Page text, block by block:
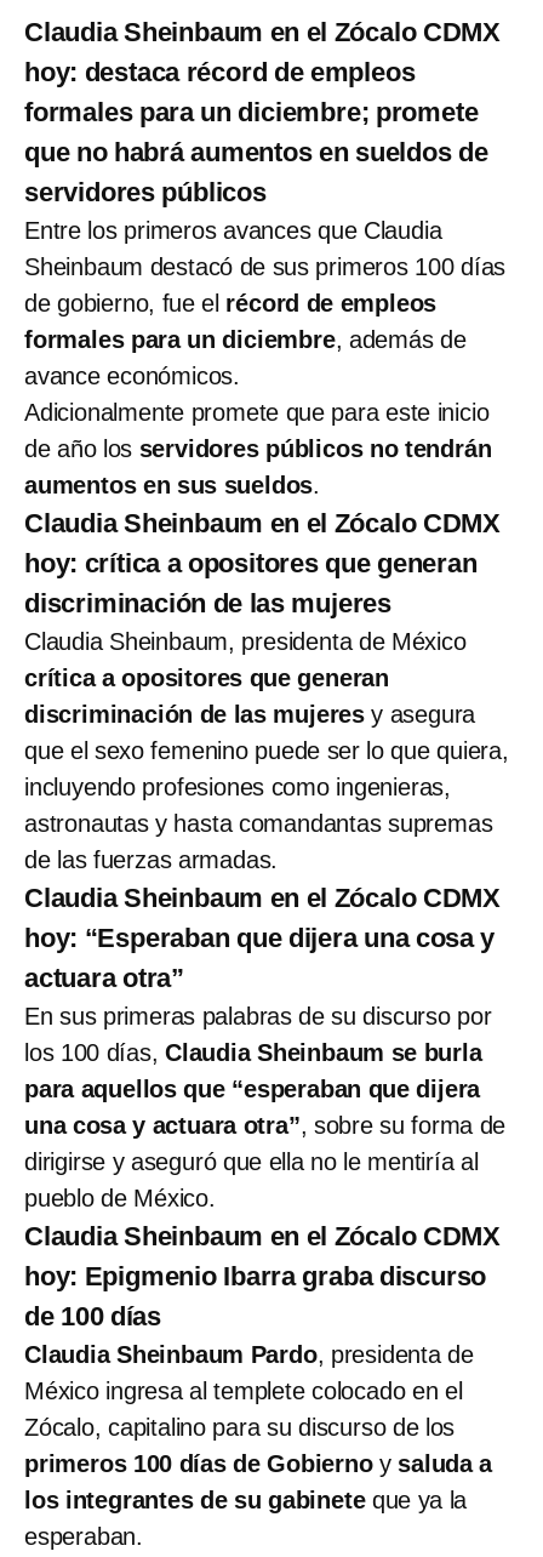
Claudia Sheinbaum en el Zócalo CDMX
hoy: destaca récord de empleos
formales para un diciembre; promete
que no habrá aumentos en sueldos de
servidores públicos
Entre los primeros avances que Claudia
Sheinbaum destacó de sus primeros 100 días
de gobierno, fue el récord de empleos
formales para un diciembre, además de
avance económicos.
Adicionalmente promete que para este inicio
de año los servidores públicos no tendrán
aumentos en sus sueldos.
Claudia Sheinbaum en el Zócalo CDMX
hoy: crítica a opositores que generan
discriminación de las mujeres
Claudia Sheinbaum, presidenta de México
crítica a opositores que generan
discriminación de las mujeres y asegura
que el sexo femenino puede ser lo que quiera,
incluyendo profesiones como ingenieras,
astronautas y hasta comandantas supremas
de las fuerzas armadas.
Claudia Sheinbaum en el Zócalo CDMX
hoy: “Esperaban que dijera una cosa y
actuara otra”
En sus primeras palabras de su discurso por
los 100 días,Claudia Sheinbaum se burla
para aquellos que “esperaban que dijera
una cosa y actuara otra”, sobre su forma de
dirigirse y aseguró que ella no le mentiría al
pueblo de México.
Claudia Sheinbaum en el Zócalo CDMX
hoy: Epigmenio Ibarra graba discurso
de 100 días
Claudia Sheinbaum Pardo, presidenta de
México ingresa al templete colocado en el
Zócalo, capitalino para su discurso de los
primeros 100 días de Gobiernoy saluda a
los integrantes de su gabineteque ya la
esperaban.